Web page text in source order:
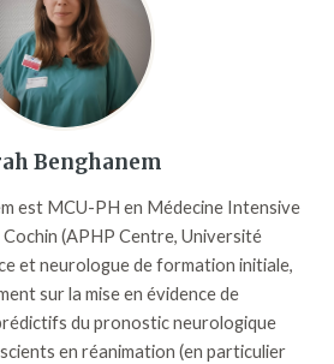
Benghanem
est MCU-PH en Médecine Intensive
(APHP Centre, Université
et neurologue de formation initiale,
sur la mise en évidence de
du pronostic neurologique
en réanimation (en particulier